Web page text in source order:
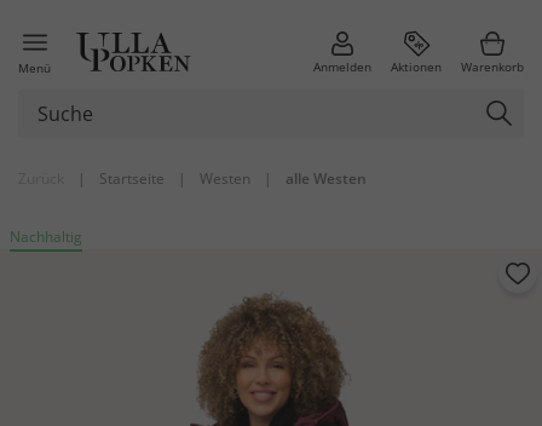
Menü Anmelden Aktionen Warenkorb
| Startseite | Westen | alle Westen
Nachhaltig